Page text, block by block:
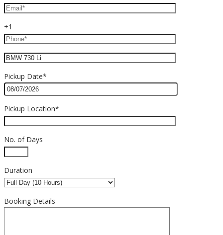
+1
Pickup Date*
Pickup Location*
No. of Days
Duration
Booking Details